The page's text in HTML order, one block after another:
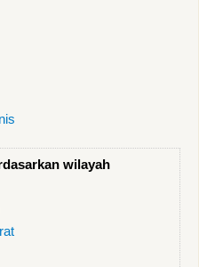
wilayah